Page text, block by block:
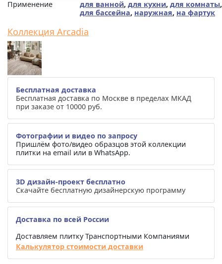
Применение
для ванной, для кухни, для комнаты,
для бассейна, наружная, на фартук
Коллекция Arcadia
Бесплатная доставка
Бесплатная доставка по Москве в пределах МКАД
при заказе от 10000 руб.
Фотографии и видео по запросу
Пришлём фото/видео образцов этой коллекции
плитки на email или в WhatsApp.
3D дизайн-проект бесплатно
Скачайте бесплатную дизайнерскую программу
Доставка по всей России
Доставляем плитку Транспортными Компаниями
Калькулятор стоимости доставки